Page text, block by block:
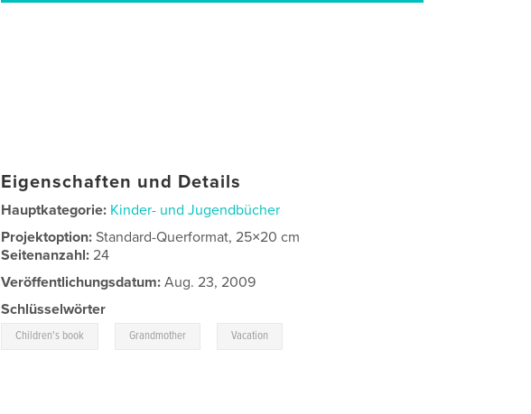
Eigenschaften und Details
Hauptkategorie: Kinder- und Jugendbücher
Projektoption:Standard-Querformat, 25×20 cm
Seitenanzahl:24
Veröffentlichungsdatum: Aug. 23, 2009
Schlüsselwörter
Children's book Grandmother Vacation